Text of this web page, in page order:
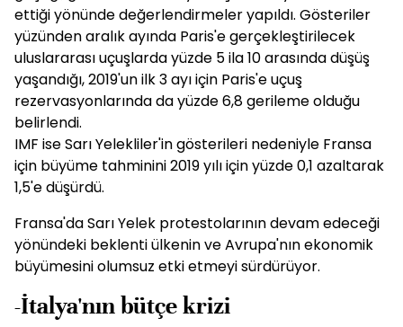
ettiği yönünde değerlendirmeler yapıldı. Gösteriler
yüzünden aralık ayında Paris'e gerçekleştirilecek
uluslararası uçuşlarda yüzde 5 ila 10 arasında düşüş
yaşandığı, 2019'un ilk 3 ayı için Paris'e uçuş
rezervasyonlarında da yüzde 6,8 gerileme olduğu
belirlendi.
IMF ise Sarı Yelekliler'in gösterileri nedeniyle Fransa
için büyüme tahminini 2019 yılı için yüzde 0,1 azaltarak
1,5'e düşürdü.
Fransa'da Sarı Yelek protestolarının devam edeceği
yönündeki beklenti ülkenin ve Avrupa'nın ekonomik
büyümesini olumsuz etki etmeyi sürdürüyor.
-İtalya'nın bütçe krizi